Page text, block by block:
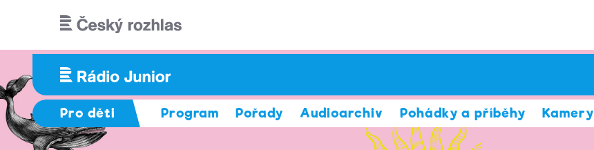
Pro děti Program Pořady Audioarchiv Pohádky a příběhy Kamery